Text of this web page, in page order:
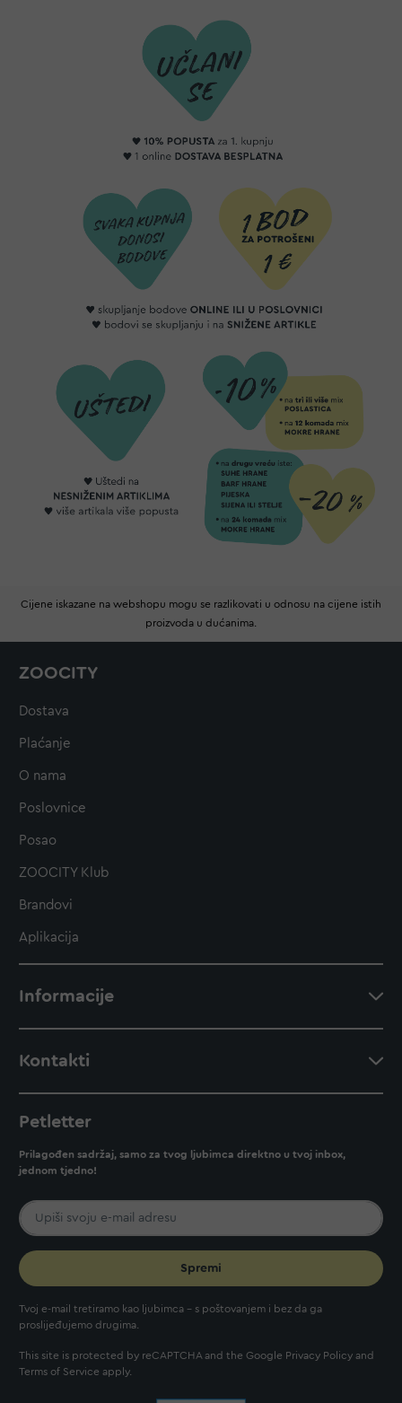
Cijene iskazane na webshopu mogu se razlikovati u odnosu na cijene istih
proizvoda u dućanima.
ZOOCITY
Dostava
Plaćanje
O nama
Poslovnice
Posao
ZOOCITY Klub
Brandovi
Aplikacija
Informacije
Kontakti
Petletter
Prilagođen sadržaj, samo za tvog ljubimca direktno u tvoj inbox,
jednom tjedno!
Spremi
Tvoj e-mail tretiramo kao ljubimca - s poštovanjem i bez da ga
proslijeđujemo drugima.
This site is protected by reCAPTCHA and the Google Privacy Policy and
Terms of Service apply.